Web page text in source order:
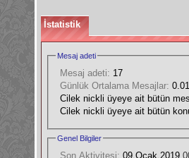
İstatistik
Mesaj adeti
Mesaj adeti: 17
Günlük Ortalama Mesajlar: 0.01
Cilek nickli üyeye ait bütün
Cilek nickli üyeye ait bütün
Genel Bilgiler
Son Aktivitesi: 09.Ocak.2019